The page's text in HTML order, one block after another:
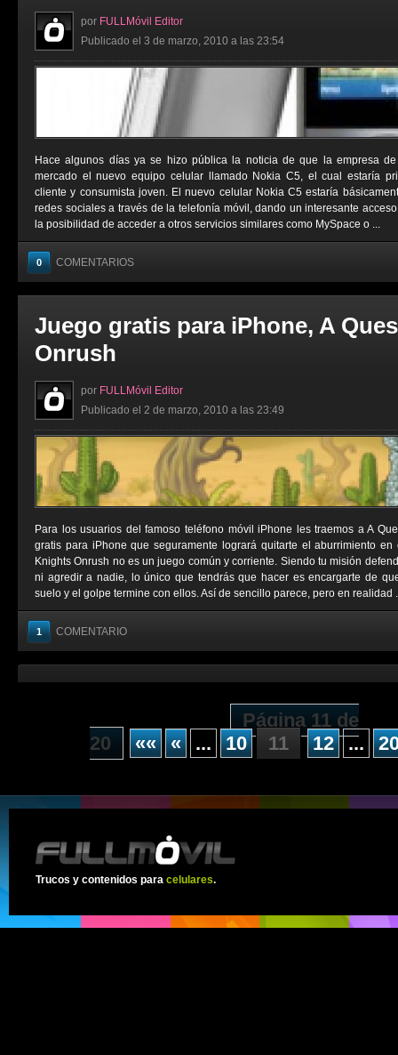
por FULLMóvil Editor
Publicado el 3 de marzo, 2010 a las 23:54
Hace algunos días ya se hizo pública la noticia de que la empresa
mercado el nuevo equipo celular llamado Nokia C5, el cual estaría
cliente y consumista joven. El nuevo celular Nokia C5 estaría
redes sociales a través de la telefonía móvil, dando un interesante
la posibilidad de acceder a otros servicios similares como MySpace o ...
0 COMENTARIOS
Juego gratis para iPhone, A
Onrush
por FULLMóvil Editor
Publicado el 2 de marzo, 2010 a las 23:49
Para los usuarios del famoso teléfono móvil iPhone les traemos a A
gratis para iPhone que seguramente logrará quitarte el aburrimiento en
Knights Onrush no es un juego común y corriente. Siendo tu misión
ni agredir a nadie, lo único que tendrás que hacer es encargarte de
suelo y el golpe termine con ellos. Así de sencillo parece, pero en realidad
1 COMENTARIO
Página 11 de
20
«« « ... 10 11 12 ...
Trucos y contenidos para celulares.